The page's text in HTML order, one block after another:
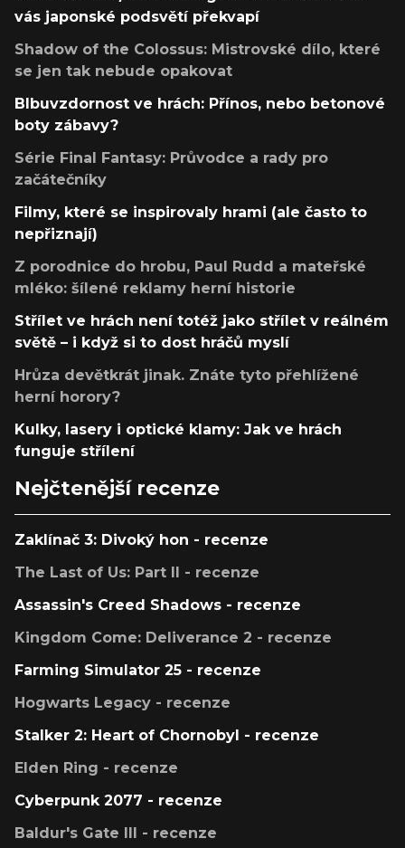
vás japonské podsvětí překvapí
Shadow of the Colossus: Mistrovské dílo, které
se jen tak nebude opakovat
Blbuvzdornost ve hrách: Přínos, nebo betonové
boty zábavy?
Série Final Fantasy: Průvodce a rady pro
začátečníky
Filmy, které se inspirovaly hrami (ale často to
nepřiznají)
Z porodnice do hrobu, Paul Rudd a mateřské
mléko: šílené reklamy herní historie
Střílet ve hrách není totéž jako střílet v reálném
světě – i když si to dost hráčů myslí
Hrůza devětkrát jinak. Znáte tyto přehlížené
herní horory?
Kulky, lasery i optické klamy: Jak ve hrách
funguje střílení
Nejčtenější recenze
Zaklínač 3: Divoký hon - recenze
The Last of Us: Part II - recenze
Assassin's Creed Shadows - recenze
Kingdom Come: Deliverance 2 - recenze
Farming Simulator 25 - recenze
Hogwarts Legacy - recenze
Stalker 2: Heart of Chornobyl - recenze
Elden Ring - recenze
Cyberpunk 2077 - recenze
Baldur's Gate III - recenze